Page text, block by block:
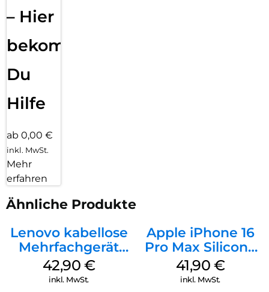
– Hier
bekommst
Du
Hilfe
ab 0,00 €
inkl. MwSt.
Mehr
erfahren
Ähnliche Produkte
Lenovo kabellose
Mehrfachgerät
Luna Grey
42,90 €
inkl. MwSt.
Apple iPhone 16
Pro Max Silicone
Case MagSafe
Ultramarine
41,90 €
inkl. MwSt.